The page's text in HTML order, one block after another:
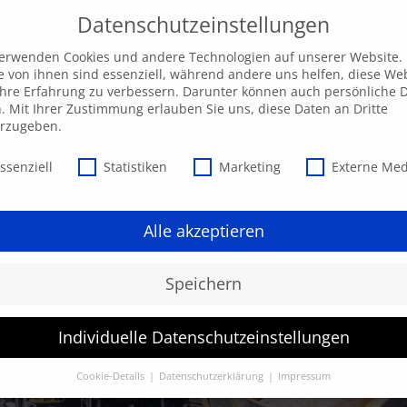
Unsere AKADEMIE EXPRESS-Highlights
Datenschutzeinstellungen
Cookies und andere Technologien auf unserer Website.
von ihnen sind essenziell, während andere uns helfen, diese
Erfahrung zu verbessern. Darunter können auch persönliche
Mit Ihrer Zustimmung erlauben Sie uns, diese Daten an Dritte
Statistiken Marketing Externe
Alle akzeptieren
Speichern
Individuelle Datenschutzeinstellungen
Cookie-Details Datenschutzerklärung Impressum
Datenschutzeinstellungen